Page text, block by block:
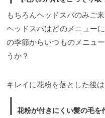
もちろんヘッドスパのみご
ヘッドスパはどのメニュー
の季節からいつものメニュ
うか？
キレイに花粉を落とした後は
花粉が付きにくい髪の毛を